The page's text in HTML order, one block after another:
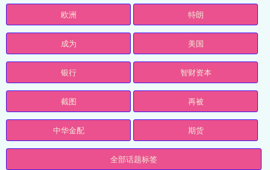
欧洲 特朗
成为 美国
银行 智财资本
截图 再被
中华金配 期货
全部话题标签